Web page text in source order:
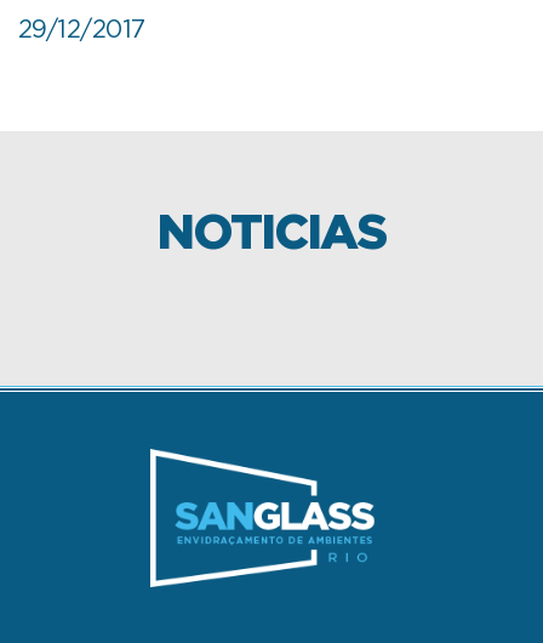
29/12/2017
NOTICIAS